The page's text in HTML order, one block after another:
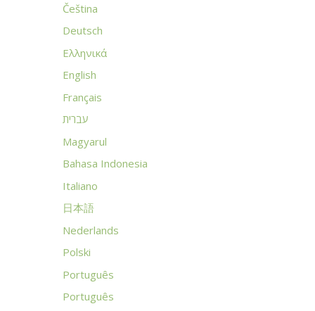
Čeština
Deutsch
Ελληνικά
English
Français
עברית
Magyarul
Bahasa Indonesia
Italiano
日本語
Nederlands
Polski
Português
Português